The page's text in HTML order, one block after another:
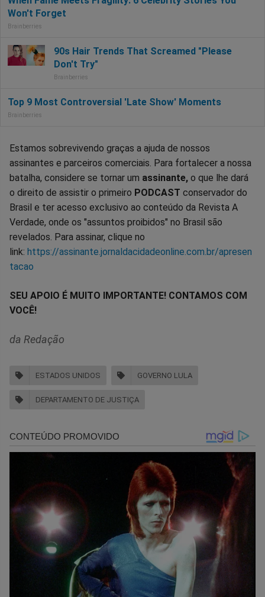
Estamos sobrevivendo graças a ajuda de nossos
assinantes e parceiros comerciais. Para fortalecer a nossa
batalha, considere se tornar um assinante, o que lhe dará
o direito de assistir o primeiro PODCAST conservador do
Brasil e ter acesso exclusivo ao conteúdo da Revista A
Verdade, onde os "assuntos proibidos" no Brasil são
revelados. Para assinar, clique no
link: https://assinante.jornaldacidadeonline.com.br/apresen
tacao
SEU APOIO É MUITO IMPORTANTE! CONTAMOS COM
VOCÊ!
da Redação
ESTADOS UNIDOS GOVERNO LULA
DEPARTAMENTO DE JUSTIÇA